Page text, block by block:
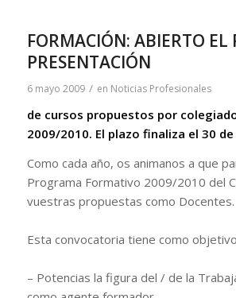
FORMACIÓN: ABIERTO EL
PRESENTACIÓN
6 mayo 2009 / en Noticias Profesionales
de cursos propuestos por
2009/2010. El plazo finaliza el 30
Como cada año, os animanos a que
Programa Formativo 2009/2010 del
vuestras propuestas como Docentes.
Esta convocatoria tiene como
– Potencias la figura del / de la